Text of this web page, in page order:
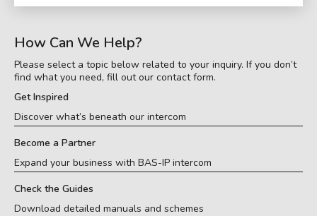
How Can We Help?
Please select a topic below related to your inquiry. If you don’t
find what you need, fill out our contact form.
Get Inspired
Discover what’s beneath our intercom
Become a Partner
Expand your business with BAS-IP intercom
Check the Guides
Download detailed manuals and schemes